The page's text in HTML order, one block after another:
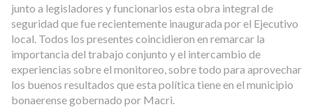
junto a legisladores y funcionarios esta obra integral de
seguridad que fue recientemente inaugurada por el Ejecutivo
local. Todos los presentes coincidieron en remarcar la
importancia del trabajo conjunto y el intercambio de
experiencias sobre el monitoreo, sobre todo para aprovechar
los buenos resultados que esta política tiene en el municipio
bonaerense gobernado por Macri.